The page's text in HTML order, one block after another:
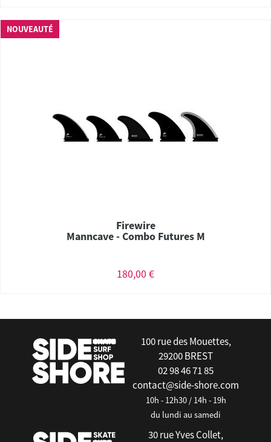
NOUVEAUTÉ
Firewire
Manncave - Combo Futures M
180,00 €
100 rue des Mouettes,
29200 BREST
02 98 46 71 85
contact@side-shore.com
10h - 12h30 / 14h - 19h
du lundi au samedi
30 rue Yves Collet,